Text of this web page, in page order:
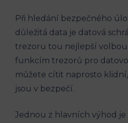
Při hledání bezpečného
důležitá data je datová
trezoru tou nejlepší
funkcím trezorů pro
můžete cítit naprosto
jsou v bezpečí.
Jednou z hlavních výhod je